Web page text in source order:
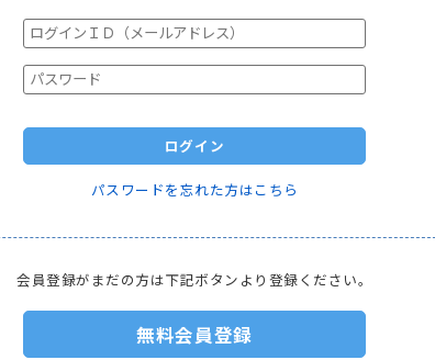
ログイン
パスワードを忘れた方はこちら
会員登録がまだの方は下記ボタンより登録ください。
無料会員登録